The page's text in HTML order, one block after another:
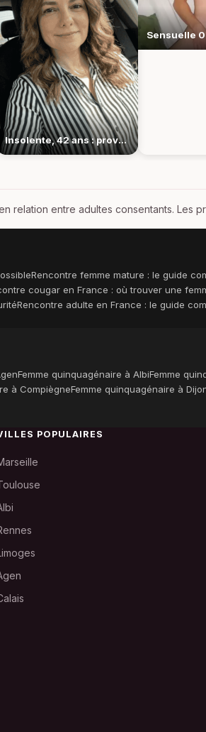
Insolente, 42 ans : provocation tranquille et rires effrontés
relation entre adultes consentants. Les
Rencontre femme mature : le guide
cougar en France : où trouver une
Rencontre adulte en France : le guide
Femme quinquagénaire à AlbiFemme
à CompiègneFemme quinquagénaire à
POPULAIRES